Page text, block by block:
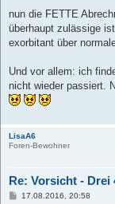
nun die FETTE
überhaupt zulässige
exorbitant über
Und vor allem: ich
nicht wieder passiert.
LisaA6
Foren-Bewohner
Re: Vorsicht - Drei
B17.08.2016, 20:58